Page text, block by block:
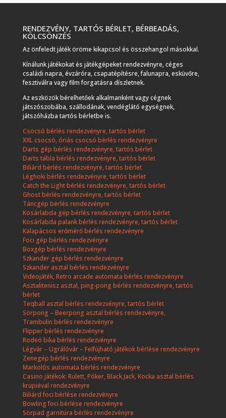
RENDEZVÉNY, TARTÓS BÉRLET, BÉRBEADÁS,
KÖLCSÖNZÉS
Az önfeledt játék öröme kikapcsol és összehangol másokkal.
Kínálunk játékokat és játékgépeket rendezvényre, céges
családi napra, évzáróra, csapatépítésre, falunapra, esküvőre,
fesztiválra vagy film forgatásra díszletnek.
Az eszközök bérelhetőek alkalmanként vagy cégnek
játszószobába, szállodának, vendéglátó egységnek,
játszóházba tartós bérletbe is.
Csocsó bérlés rendezvényre, tartós bérlet
XXL csocsó, óriás csocsó bérlés rendezvényre
Darts gép bérlés rendezvényre, tartós bérlet
Darts tábla bérlés rendezvényre, tartós bérlet
Biliárd bérlés rendezvényre, tartós bérlet
Léghoki bérlés rendezvényre, tartós bérlet
Catch the Light bérlés rendezvényre, tartós bérlet
Ghost bérlés rendezvényre, tartós bérlet
Táncgép bérlés rendezvényre
Kosárlabda gép bérlés rendezvényre, tartós bérlet
Kosárlabda palank bérlés rendezvényre, tartós bérlet
Kalapácsos erőmérő bérlés rendezvényre
Foci gép bérlés rendezvényre
Boxgép bérlés rendezvényre
Szkander gép bérlés rendezvényre
Szkander asztal bérlés rendezvényre
Videojáték, Retro arcade automata bérlés rendezvényre
Asztalitenisz asztal, ping-pong bérlés rendezvényre, tartós
bérlet
Teqball asztal bérlés rendezvényre, tartós bérlet
Sörpong – Beerpong asztal bérlés rendezvényre,
Trambulin bérlés rendezvényre
Flipper bérlés rendezvényre
Rodeó bika bérlés rendezvényre
Légvár – Ugrálóvár – Felfújható játékok bérlése rendezvényre
Zenegép bérlés rendezvényre
Markolós automata bérlés rendezvényre
Casino játékok: Rulett, Póker, Black Jack, Kocka asztal bérlés
krupiéval rendezvényre
Biliárd foci bérlése rendezvényre
Bowling foci bérlése rendezvényre
Sörpad garnitúra bérlés rendezvényre